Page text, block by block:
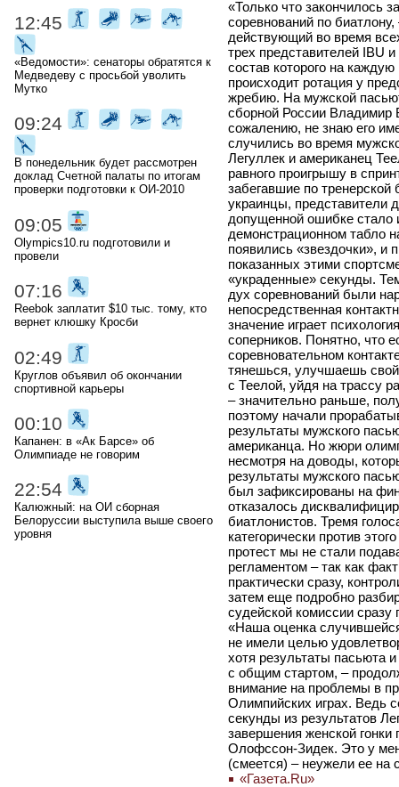
«Только что закончилось
соревнований по
действующий во время
трех представителей IBU
состав которого на
происходит ротация у
жребию. На мужской
сборной России Владимир
сожалению, не знаю его
случились во время
Легуллек и американец
равного проигрышу в
забегавшие по
украинцы, представители
допущенной ошибке стало
демонстрационном табло
появились «звездочки», и
показанных этими
«украденные» секунды.
дух соревнований были
непосредственная
значение играет
соперников. Понятно, что
соревновательном
тянешься, улучшаешь
с Теелой, уйдя на трассу
– значительно раньше,
поэтому начали
результаты мужского
американца. Но жюри
несмотря на доводы,
результаты мужского
был зафиксированы на
отказалось
биатлонистов. Тремя
категорически против
протест мы не стали
регламентом – так как
практически сразу,
затем еще подробно
судейской комиссии
«Наша оценка
не имели целью
хотя результаты пасьюта
с общим стартом, –
внимание на проблемы в
Олимпийских играх. Ведь
секунды из результатов
завершения женской
Олофссон-Зидек. Это у
(смеется) – неужели ее на
«Газета.Ru»
12:45
«Ведомости»: сенаторы обратятся к
Медведеву с просьбой уволить
Мутко
09:24
В понедельник будет рассмотрен
доклад Счетной палаты по итогам
проверки подготовки к ОИ-2010
09:05
Olympics10.ru подготовили и
провели
07:16
Reebok заплатит $10 тыс. тому, кто
вернет клюшку Кросби
02:49
Круглов объявил об окончании
спортивной карьеры
00:10
Капанен: в «Ак Барсе» об
Олимпиаде не говорим
22:54
Калюжный: на ОИ сборная
Белоруссии выступила выше своего
уровня